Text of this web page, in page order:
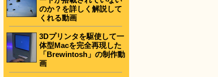
のか？を詳しく解説して
くれる動画
3Dプリンタを駆使して一
体型Macを完全再現した
「Brewintosh」の制作動
画